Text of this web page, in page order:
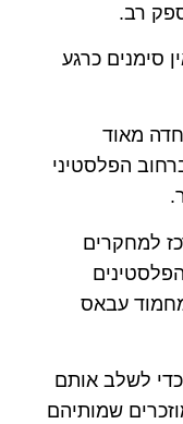
רב.
סימנים כרגע
חדה מאוד
הפלסטיני
למחקרים
אחוזים מהפלסטינים
עבאס
לשלב אותם
שמותיהם